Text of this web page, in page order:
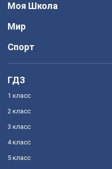
Моя Школа
Мир
Спорт
ГДЗ
1 класс
2 класс
3 класс
4 класс
5 класс